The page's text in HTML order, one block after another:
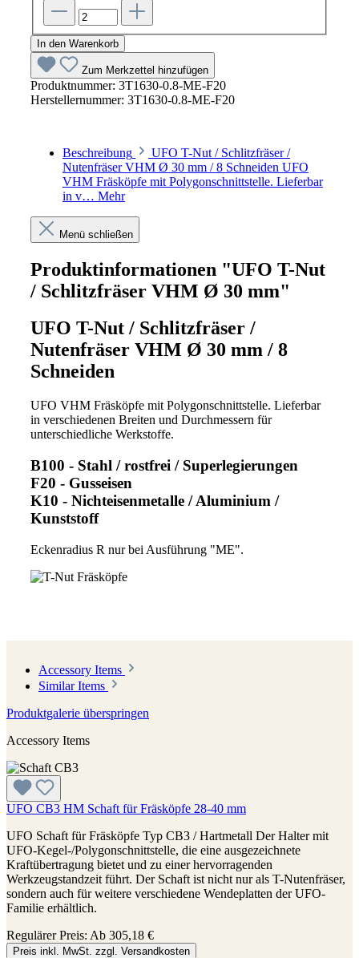
In den Warenkorb
Zum Merkzettel hinzufügen
Produktnummer: 3T1630-0.8-ME-F20
Herstellernummer: 3T1630-0.8-ME-F20
Beschreibung
UFO T-Nut / Schlitzfräser /
Nutenfräser VHM Ø 30 mm / 8 Schneiden UFO
VHM Fräsköpfe mit Polygonschnittstelle. Lieferbar
in v… Mehr
Menü schließen
Produktinformationen "UFO T-Nut
/ Schlitzfräser VHM Ø 30 mm"
UFO T-Nut / Schlitzfräser /
Nutenfräser VHM Ø 30 mm / 8
Schneiden
UFO VHM Fräsköpfe mit Polygonschnittstelle. Lieferbar
in verschiedenen Breiten und Durchmessern für
unterschiedliche Werkstoffe.
B100 - Stahl / rostfrei / Superlegierungen
F20 - Gusseisen
K10 - Nichteisenmetalle / Aluminium /
Kunststoff
Eckenradius R nur bei Ausführung "ME".
Accessory Items
Similar Items
Produktgalerie überspringen
Accessory Items
UFO CB3 HM Schaft für Fräsköpfe 28-40 mm
UFO Schaft für Fräsköpfe Typ CB3 / Hartmetall Der Halter mit
UFO-Kegel-/Polygonschnittstelle, die eine ausgezeichnete
Kraftübertragung bietet und zu einer hervorragenden
Werkzeugstandzeit führt. Der Schaft ist nicht nur als T-Nutenfräser,
sondern auch für weitere verschiedene Wendeplatten der UFO-
Familie erhältlich.
Regulärer Preis: Ab 305,18 €
Preis inkl. MwSt. zzgl. Versandkosten